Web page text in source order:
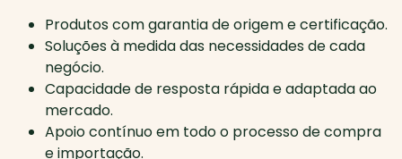
Produtos com garantia de origem e certificação.
Soluções à medida das necessidades de cada
negócio.
Capacidade de resposta rápida e adaptada ao
mercado.
Apoio contínuo em todo o processo de compra
e importação.